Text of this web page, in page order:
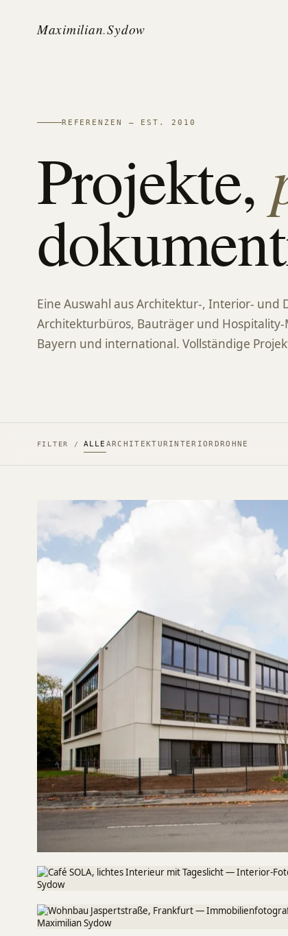
Maximilian.Sydow
REFERENZEN — EST. 2010
Projekte,
Eine Auswahl aus Architektur-, Interior-
Architekturbüros, Bauträger und
Bayern und international. Vollständige
FILTER / ALLE ARCHITEKTURINTERIORDROHNE